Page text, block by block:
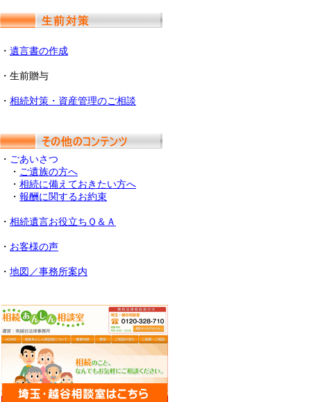
・ 遺言書の作成
・生前贈与
・ 相続対策・資産管理のご相談
・ ごあいさつ
・ ご遺族の方へ
・ 相続に備えておきたい方へ
・ 報酬に関するお約束
・ 相続遺言お役立ちＱ＆Ａ
・ お客様の声
・ 地図／事務所案内